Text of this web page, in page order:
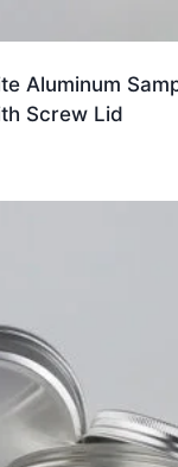
Aluminum
Screw Lid